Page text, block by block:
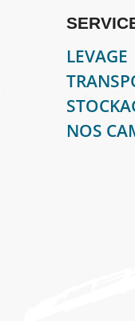
LEVAGE
NOS